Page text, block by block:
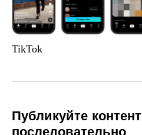
TikTok
Публикуйте контент
последовательно